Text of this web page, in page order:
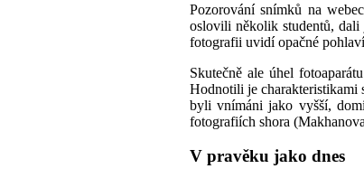
Pozorování snímků na
oslovili několik studentů,
fotografii uvidí opačné
Skutečně ale úhel
Hodnotili je charakteristikami
byli vnímáni jako vyšší,
fotografiích shora
V pravěku jako dnes